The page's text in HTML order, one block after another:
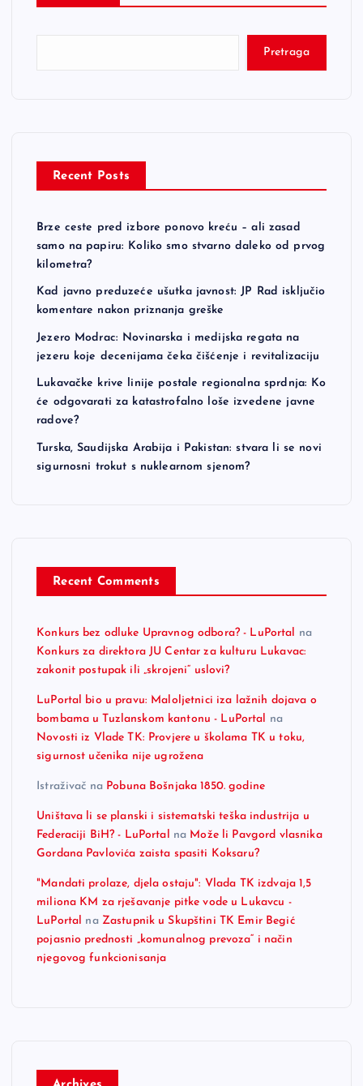
Pretraga
Recent Posts
Brze ceste pred izbore ponovo kreću – ali zasad
samo na papiru: Koliko smo stvarno daleko od prvog
kilometra?
Kad javno preduzeće ušutka javnost: JP Rad isključio
komentare nakon priznanja greške
Jezero Modrac: Novinarska i medijska regata na
jezeru koje decenijama čeka čišćenje i revitalizaciju
Lukavačke krive linije postale regionalna sprdnja: Ko
će odgovarati za katastrofalno loše izvedene javne
radove?
Turska, Saudijska Arabija i Pakistan: stvara li se novi
sigurnosni trokut s nuklearnom sjenom?
Recent Comments
Konkurs bez odluke Upravnog odbora? - LuPortal
na
Konkurs za direktora JU Centar za kulturu Lukavac:
zakonit postupak ili „skrojeni“ uslovi?
LuPortal bio u pravu: Maloljetnici iza lažnih dojava o
bombama u Tuzlanskom kantonu - LuPortal
na
Novosti iz Vlade TK: Provjere u školama TK u toku,
sigurnost učenika nije ugrožena
Istraživač na Pobuna Bošnjaka 1850. godine
Uništava li se planski i sistematski teška industrija u
Federaciji BiH? - LuPortal
na Može li Pavgord vlasnika
Gordana Pavlovića zaista spasiti Koksaru?
"Mandati prolaze, djela ostaju": Vlada TK izdvaja 1,5
miliona KM za rješavanje pitke vode u Lukavcu -
LuPortal na Zastupnik u Skupštini TK Emir Begić
pojasnio prednosti „komunalnog prevoza“ i način
njegovog funkcionisanja